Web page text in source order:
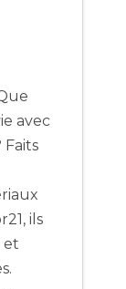
avec
ils
et